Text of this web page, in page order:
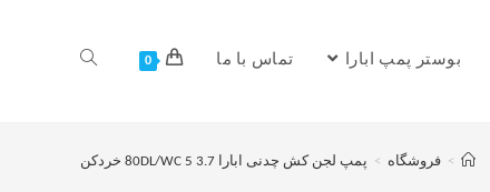
بوستر پمپ ابارا تماس با ما 0
> فروشگاه > پمپ لجن کش چدنی ابارا 80DL/WC 5 3.7 خردکن